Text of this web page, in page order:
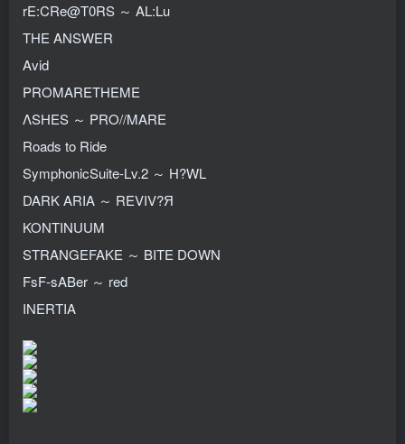
rE:CRe@T0RS ～ AL:Lu
THE ANSWER
Avid
PROMARETHEME
ΛSHES ～ PRO//MARE
Roads to Ride
SymphonicSuite-Lv.2 ～ H?WL
DARK ARIA ～ REVIV?Я
KONTINUUM
STRANGEFAKE ～ BITE DOWN
FsF-sABer ～ red
INERTIA